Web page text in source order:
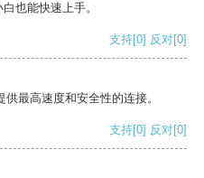
也能快速上手。
支持[0] 反对[0]
最高速度和安全性的连接。
支持[0] 反对[0]